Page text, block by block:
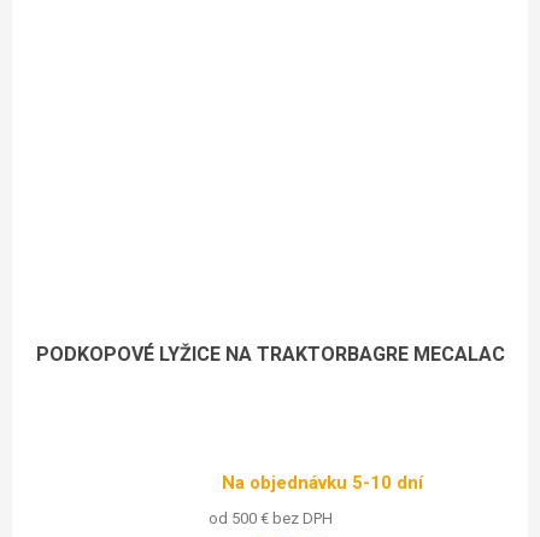
PODKOPOVÉ LYŽICE NA TRAKTORBAGRE MECALAC
Na objednávku 5-10 dní
od 500 € bez DPH